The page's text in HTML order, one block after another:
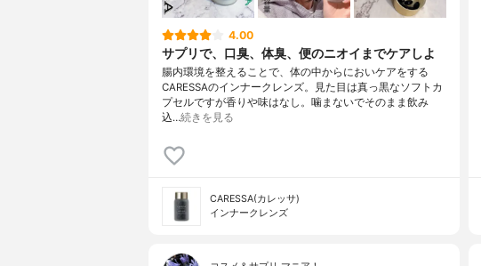
4.00
サプリで、口臭、体臭、便のニオイまでケアしよ
腸内環境を整えることで、体の中からにおいケアをする
CARESSAのインナークレンズ。見た目は真っ黒なソフトカ
プセルですが香りや味はなし。噛まないでそのまま飲み
込…続きを見る
CARESSA(カレッサ)
インナークレンズ